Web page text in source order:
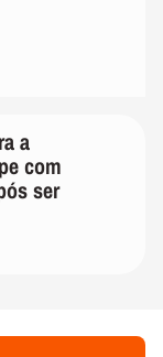
a
com
ser